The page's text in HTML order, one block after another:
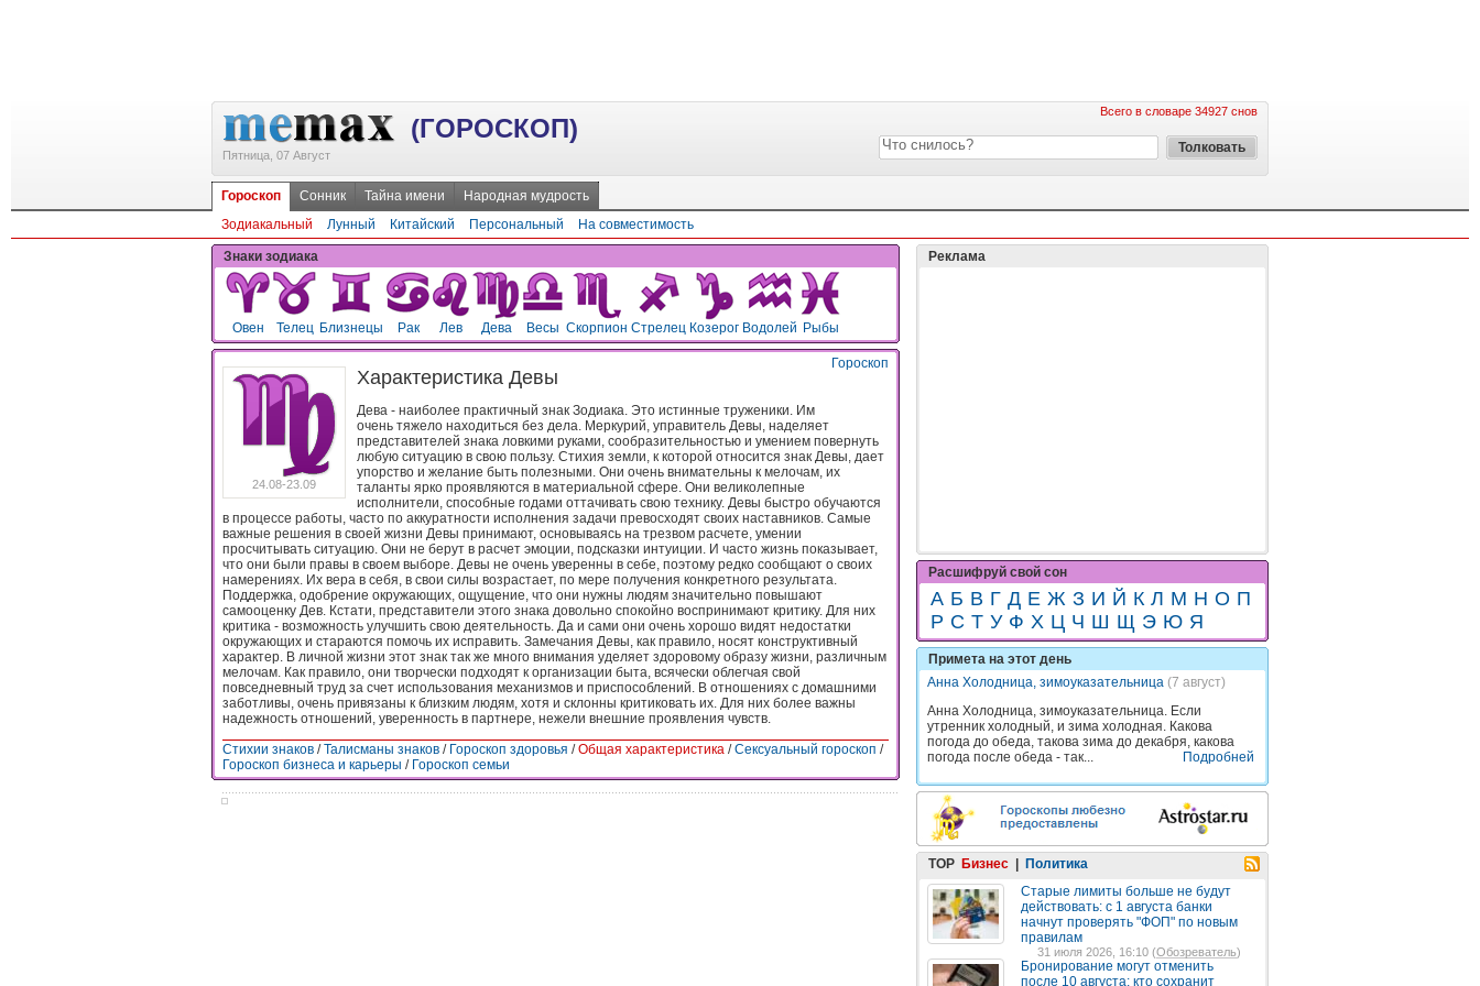
(ГОРОСКОП)
Пятница, 07 Август
Всего в словаре 34927 снов
Гороскоп Сонник Тайна имени
Народная мудрость
Зодиакальный
Лунный Китайский Персональный На совместимость
Знаки зодиака
Овен Телец Близнецы Рак Лев Дева Весы Скорпион Стрелец Козерог Водолей Рыбы
24.08-23.09
Характеристика Девы
Гороскоп
Дева - наиболее практичный знак Зодиака. Это истинные труженики. Им
очень тяжело находиться без дела. Меркурий, управитель Девы, наделяет
представителей знака ловкими руками, сообразительностью и умением повернуть
любую ситуацию в свою пользу. Стихия земли, к которой относится знак Девы, дает
упорство и желание быть полезными. Они очень внимательны к мелочам, их
таланты ярко проявляются в материальной сфере. Они великолепные
исполнители, способные годами оттачивать свою технику. Девы быстро обучаются
в процессе работы, часто по аккуратности исполнения задачи превосходят своих наставников. Самые
важные решения в своей жизни Девы принимают, основываясь на трезвом расчете, умении
просчитывать ситуацию. Они не берут в расчет эмоции, подсказки интуиции. И часто жизнь показывает,
что они были правы в своем выборе. Девы не очень уверенны в себе, поэтому редко сообщают о своих
намерениях. Их вера в себя, в свои силы возрастает, по мере получения конкретного результата.
Поддержка, одобрение окружающих, ощущение, что они нужны людям значительно повышают
самооценку Дев. Кстати, представители этого знака довольно спокойно воспринимают критику. Для них
критика - возможность улучшить свою деятельность. Да и сами они очень хорошо видят недостатки
окружающих и стараются помочь их исправить. Замечания Девы, как правило, носят конструктивный
характер. В личной жизни этот знак так же много внимания уделяет здоровому образу жизни, различным
мелочам. Как правило, они творчески подходят к организации быта, всячески облегчая свой
повседневный труд за счет использования механизмов и приспособлений. В отношениях с домашними
заботливы, очень привязаны к близким людям, хотя и склонны критиковать их. Для них более важны
надежность отношений, уверенность в партнере, нежели внешние проявления чувств.
Стихии знаков /Талисманы знаков / Гороскоп здоровья /Общая характеристика /Сексуальный гороскоп /
Гороскоп бизнеса и карьеры / Гороскоп семьи
Реклама
Расшифруй свой сон
А Б В Г Д Е Ж З И Й К Л М Н О П
Р С Т У Ф Х Ц Ч Ш Щ Э Ю Я
Примета на этот день
Анна Холодница, зимоуказательница (7 август)
Анна Холодница, зимоуказательница. Если
утренник холодный, и зима холодная. Какова
погода до обеда, такова зима до декабря, какова
погода после обеда - так...
Подробней
TOP Бизнес | Политика
Старые лимиты больше не будут
действовать: с 1 августа банки
начнут проверять "ФОП" по новым
правилам
31 июля 2026, 16:10 (Обозреватель)
Бронирование могут отменить
после 10 августа: кто сохранит